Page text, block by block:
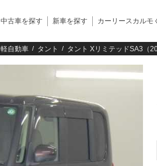
中古車を探す 新車を探す カーリースカルモ
軽自動車 タント タント XリミテッドSA3（